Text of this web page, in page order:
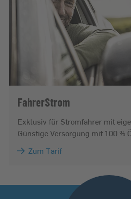
FahrerStrom
Exklusiv für Stromfahrer mit
Günstige Versorgung mit 100 %
Zum Tarif